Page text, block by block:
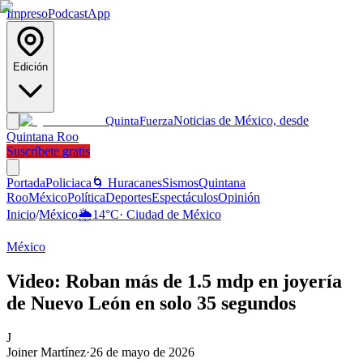
ImpresoPodcastApp
Edición
QuintaFuerzaNoticias de México, desde
Quintana Roo
Suscríbete gratis
PortadaPoliciaca 🌀 HuracanesSismosQuintana
RooMéxicoPolíticaDeportesEspectáculosOpinión
Inicio/México🌦️14°C· Ciudad de México
México
Video: Roban más de 1.5 mdp en joyería
de Nuevo León en solo 35 segundos
J
Joiner Martínez·26 de mayo de 2026